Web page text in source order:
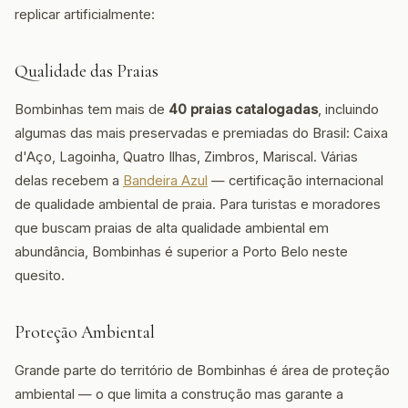
replicar artificialmente:
Qualidade das Praias
Bombinhas tem mais de 40 praias catalogadas, incluindo
algumas das mais preservadas e premiadas do Brasil: Caixa
d'Aço, Lagoinha, Quatro Ilhas, Zimbros, Mariscal. Várias
delas recebem a Bandeira Azul — certificação internacional
de qualidade ambiental de praia. Para turistas e moradores
que buscam praias de alta qualidade ambiental em
abundância, Bombinhas é superior a Porto Belo neste
quesito.
Proteção Ambiental
Grande parte do território de Bombinhas é área de proteção
ambiental — o que limita a construção mas garante a